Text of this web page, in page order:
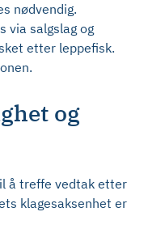
nødvendig.
via salgslag og
etter leppefisk.
og
å treffe vedtak etter
klagesaksenhet er